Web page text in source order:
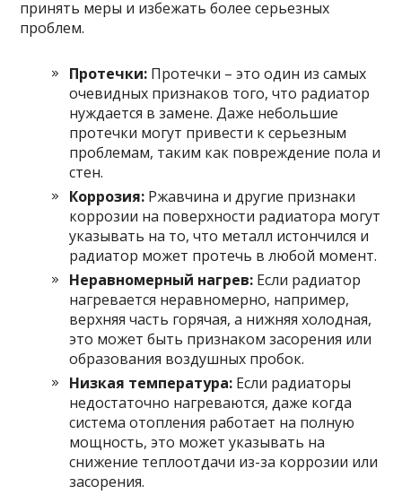
принять меры и избежать более серьезных
проблем.
Протечки: Протечки – это один из самых
очевидных признаков того, что радиатор
нуждается в замене. Даже небольшие
протечки могут привести к серьезным
проблемам, таким как повреждение пола и
стен.
Коррозия: Ржавчина и другие признаки
коррозии на поверхности радиатора могут
указывать на то, что металл истончился и
радиатор может протечь в любой момент.
Неравномерный нагрев: Если радиатор
нагревается неравномерно, например,
верхняя часть горячая, а нижняя холодная,
это может быть признаком засорения или
образования воздушных пробок.
Низкая температура: Если радиаторы
недостаточно нагреваются, даже когда
система отопления работает на полную
мощность, это может указывать на
снижение теплоотдачи из-за коррозии или
засорения.